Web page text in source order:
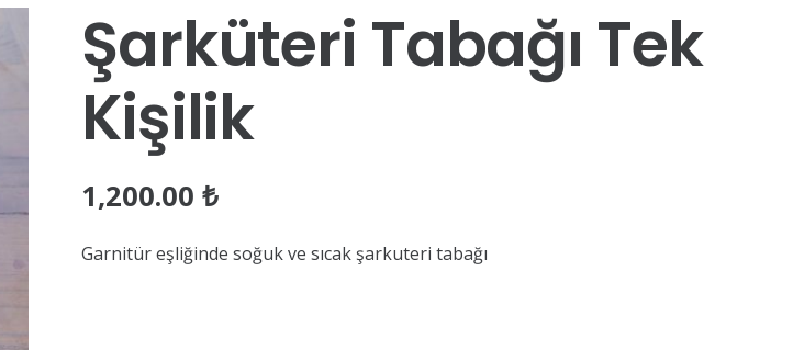
Şarküteri Tabağı Tek
Kişilik
1,200.00 ₺
Garnitür eşliğinde soğuk ve sıcak şarkuteri tabağı